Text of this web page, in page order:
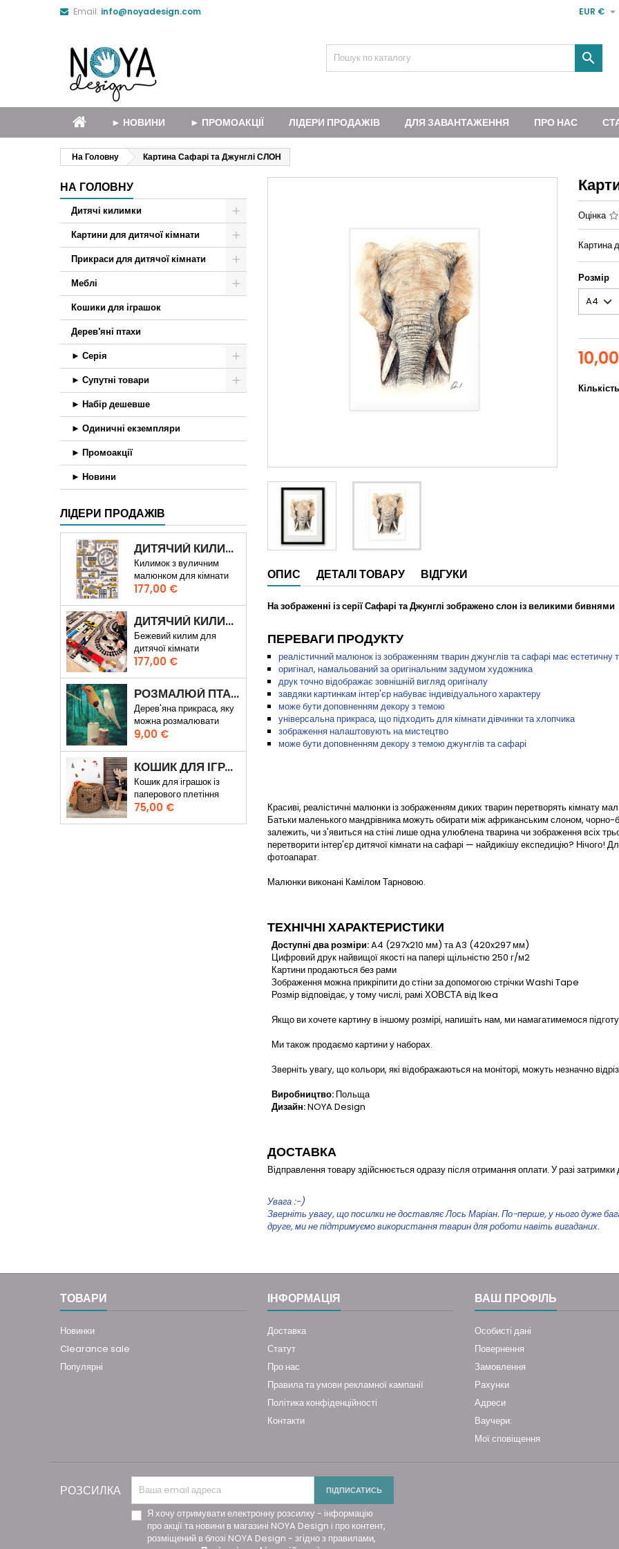
Email: info@noyadesign.com EUR € 

► НОВИНИ ► ПРОМОАКЦІЇ ЛІДЕРИ ПРОДАЖІВ ДЛЯ ЗАВАНТАЖЕННЯ ПРО НАС
На Головну Картина Сафарі та Джунглі СЛОН
НА ГОЛОВНУ
Дитячі килимки
Картини для дитячої кімнати
Прикраси для дитячої кімнати
Меблі
Кошики для іграшок
Дерев'яні птахи
► Серія
► Супутні товари
► Набір дешевше
► Одиничні екземпляри
► Промоакції
► Новини
ЛІДЕРИ ПРОДАЖІВ
ДИТЯЧИЙ КИЛИМ ШЛЯХ ПО МІСТІ 3D
Килимок з вуличним
малюнком для кімнати
хлопчика
Ціна
177,00 €
ДИТЯЧИЙ КИЛИМ ВУЛИЦІ ТА ЗАЛІЗНИЧНІ КОЛІЇ
Бежевий килим для
дитячої кімнати
Ціна
177,00 €
РОЗМАЛЮЙ ПТАХУ
Дерев'яна прикраса, яку
можна розмалювати
власноруч
Ціна
9,00 €
КОШИК ДЛЯ ІГРАШОК ВЕДМЕДИК КАРЛ
Кошик для іграшок із
паперового плетіння
Ціна
75,00 €
Оцінка
Картина
Розмір
Кількість
ОПИС ДЕТАЛІ ТОВАРУ ВІДГУКИ
На зображенні із серії Сафарі та Джунглі зображено слон із великими бивнями
ПЕРЕВАГИ ПРОДУКТУ
реалістичний малюнок із зображенням тварин джунглів та сафарі має естетичну
оригінал, намальований за оригінальним задумом художника
друк точно відображає зовнішній вигляд оригіналу
завдяки картинкам інтер'єр набуває індивідуального характеру
може бути доповненням декору з темою
універсальна прикраса, що підходить для кімнати дівчинки та хлопчика
зображення налаштовують на мистецтво
може бути доповненням декору з темою джунглів та сафарі
Красиві, реалістичні малюнки із зображенням диких тварин перетворять кімнату
Батьки маленького мандрівника можуть обирати між африканським слоном, чорно-
залежить, чи з'явиться на стіні лише одна улюблена тварина чи зображення всіх
перетворити інтер'єр дитячої кімнати на сафарі — найдикішу експедицію? Нічого!
фотоапарат.
Малюнки виконані Камілом Тарновою.
ТЕХНІЧНІ ХАРАКТЕРИСТИКИ
Доступні два розміри:A4 (297x210 мм) та A3 (420x297 мм)
Цифровий друк найвищої якості на папері щільністю 250 г/м2
Картини продаються без рами
Зображення можна прикріпити до стіни за допомогою стрічки Washi Tape
Розмір відповідає, у тому числі, рамі ХОВСТА від Ikea
Якщо ви хочете картину в іншому розмірі, напишіть нам, ми намагатимемося
Ми також продаємо картини у наборах.
Зверніть увагу, що кольори, які відображаються на моніторі, можуть незначно
Виробництво: Польща
Дизайн:NOYA Design
ДОСТАВКА
Відправлення товару здійснюється одразу після отримання оплати. У разі
Увага :-)
Зверніть увагу, що посилки не доставляє Лось Маріан. По-перше, у нього дуже
друге, ми не підтримуємо використання тварин для роботи навіть вигаданих.
ТОВАРИ
Новинки
Clearance sale
Популярні
ІНФОРМАЦІЯ
Доставка
Статут
Про нас
Правила та умови рекламної кампанії
Політика конфіденційності
Контакти
ВАШ ПРОФІЛЬ
Особисті дані
Повернення
Замовлення
Рахунки
Адреси
Ваучери:
Мої сповіщення
РОЗСИЛКА
Я хочу отримувати електронну розсилку - інформацію
про акції та новини в магазині NOYA Design і про контент,
розміщений в блозі NOYA Design - згідно з правилами,